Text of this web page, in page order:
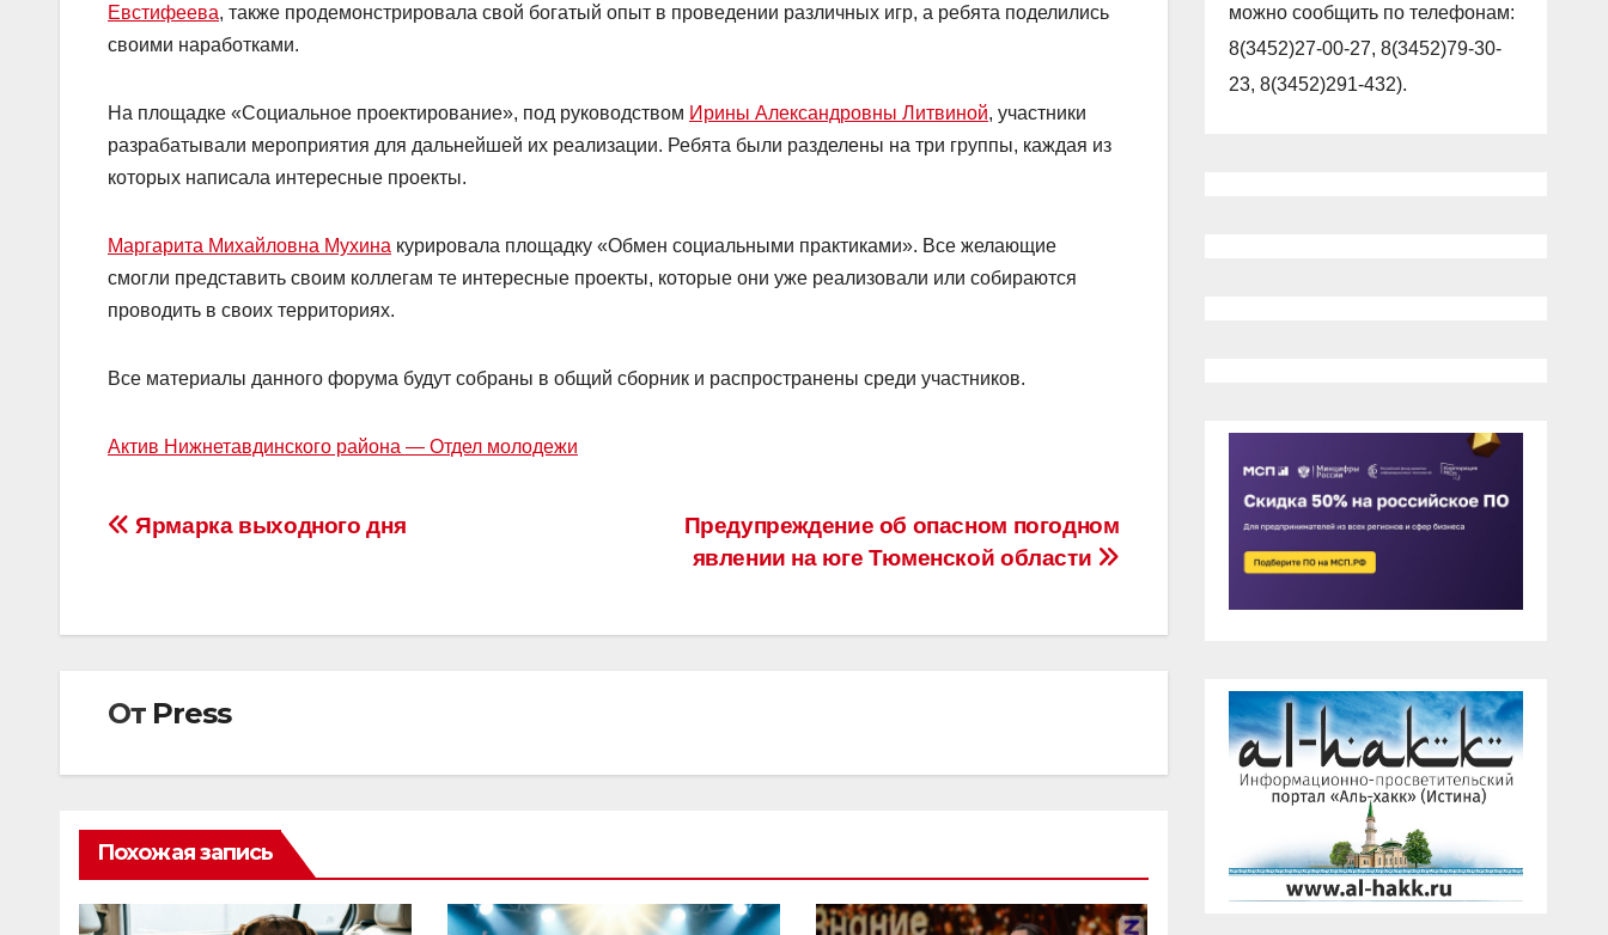
Евстифеева, также продемонстрировала свой богатый опыт в проведении различных игр, а ребята поделились
своими наработками.
На площадке «Социальное проектирование», под руководством Ирины Александровны Литвиной, участники
разрабатывали мероприятия для дальнейшей их реализации. Ребята были разделены на три группы, каждая из
которых написала интересные проекты.
Маргарита Михайловна Мухина курировала площадку «Обмен социальными практиками». Все желающие
смогли представить своим коллегам те интересные проекты, которые они уже реализовали или собираются
проводить в своих территориях.
Все материалы данного форума будут собраны в общий сборник и распространены среди участников.
Актив Нижнетавдинского района — Отдел молодежи
Навигация
записям
Предупреждение об опасном погодном
явлении на юге Тюменской области
Ярмарка выходного дня
От Press
Похожая запись
можно сообщить по телефонам:
8(3452)27-00-27, 8(3452)79-30-
23, 8(3452)291-432).